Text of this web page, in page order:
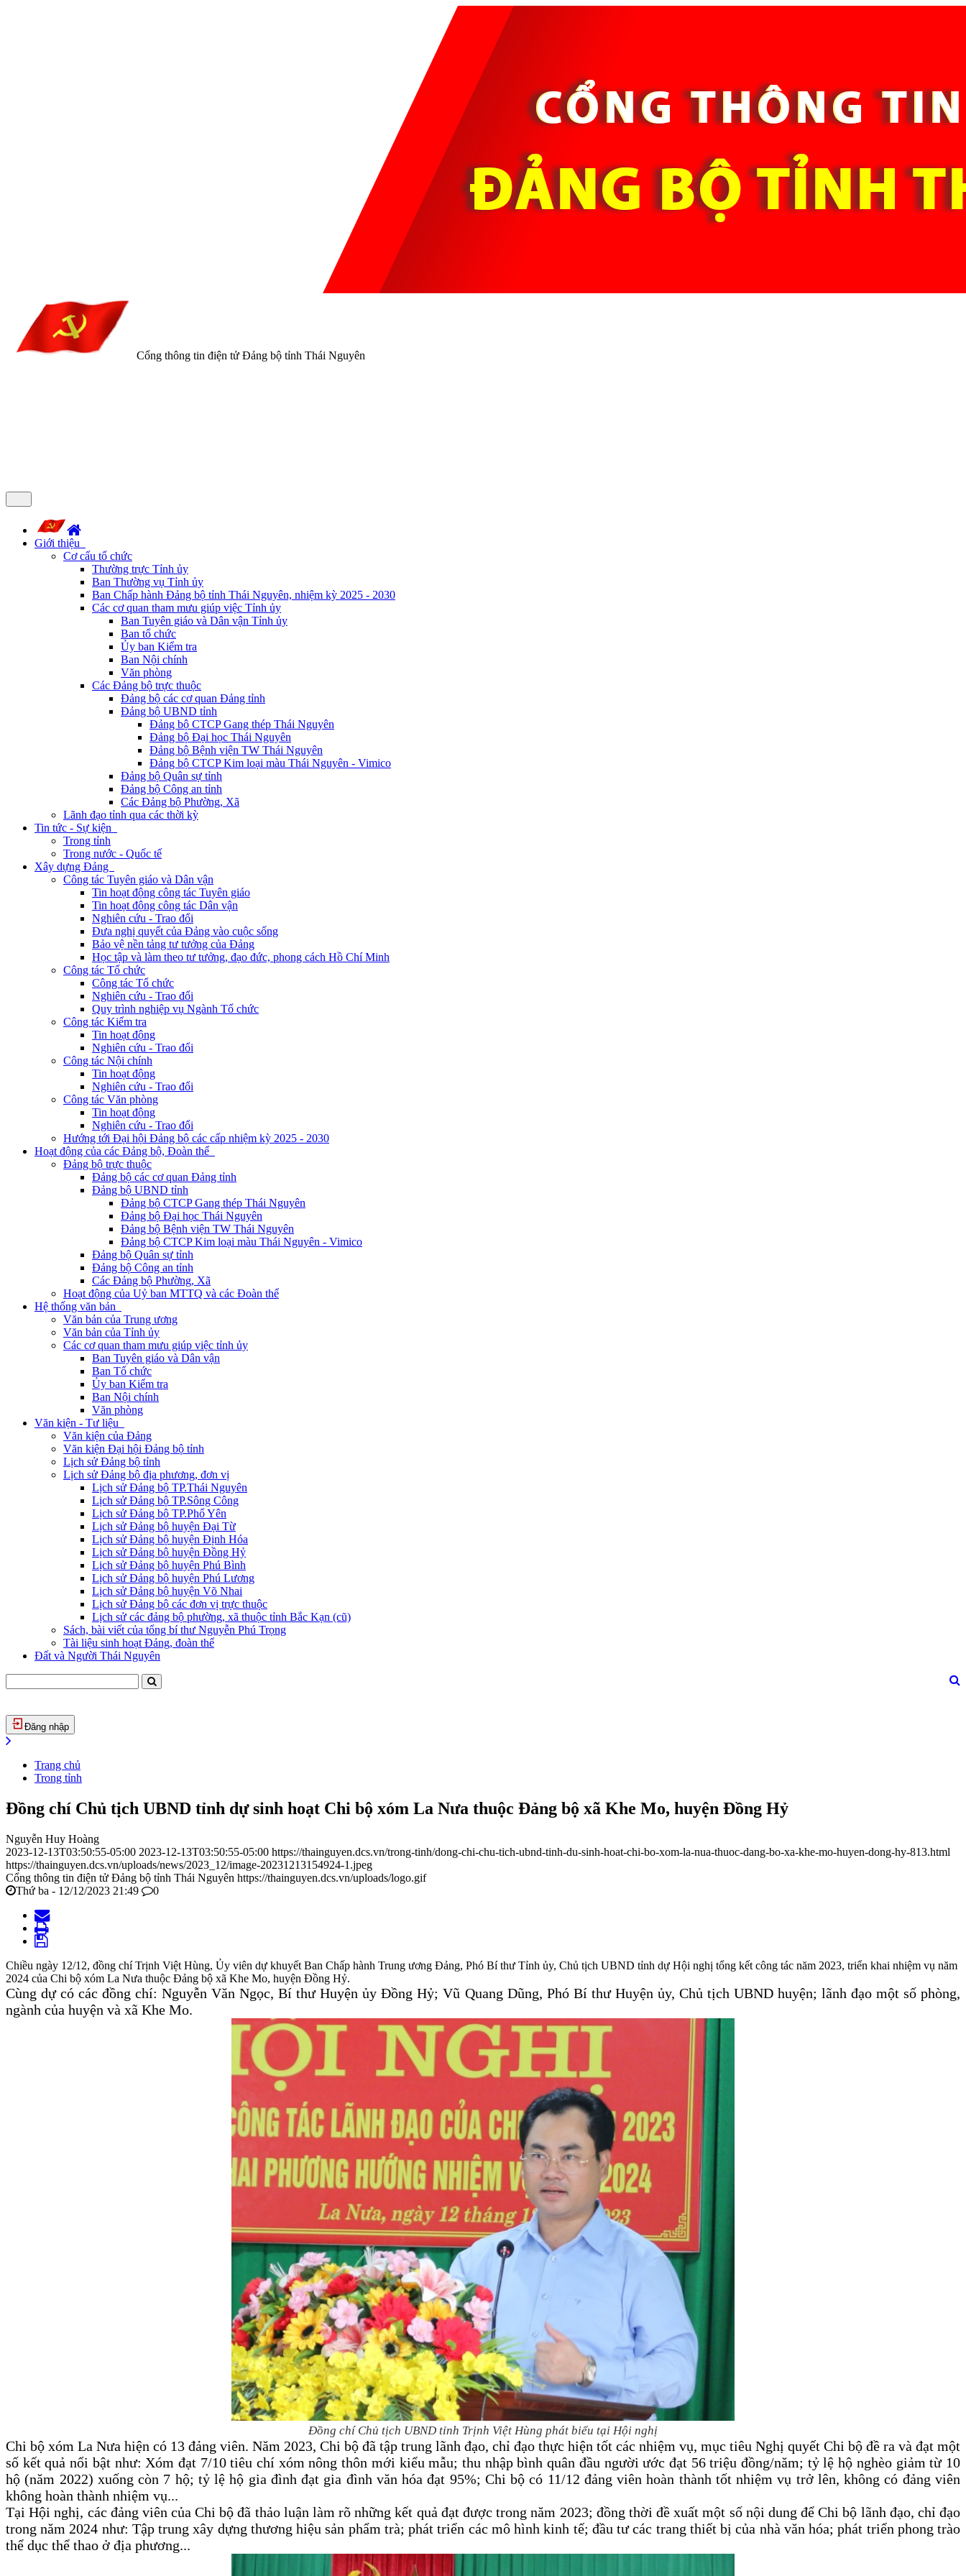
Cổng thông tin điện tử Đảng bộ tỉnh Thái Nguyên
Giới thiệu
Cơ cấu tổ chức
Thường trực Tỉnh ủy
Ban Thường vụ Tỉnh ủy
Ban Chấp hành Đảng bộ tỉnh Thái Nguyên, nhiệm kỳ 2025 - 2030
Các cơ quan tham mưu giúp việc Tỉnh ủy
Ban Tuyên giáo và Dân vận Tỉnh ủy
Ban tổ chức
Ủy ban Kiểm tra
Ban Nội chính
Văn phòng
Các Đảng bộ trực thuộc
Đảng bộ các cơ quan Đảng tỉnh
Đảng bộ UBND tỉnh
Đảng bộ CTCP Gang thép Thái Nguyên
Đảng bộ Đại học Thái Nguyên
Đảng bộ Bệnh viện TW Thái Nguyên
Đảng bộ CTCP Kim loại màu Thái Nguyên - Vimico
Đảng bộ Quân sự tỉnh
Đảng bộ Công an tỉnh
Các Đảng bộ Phường, Xã
Lãnh đạo tỉnh qua các thời kỳ
Tin tức - Sự kiện
Trong tỉnh
Trong nước - Quốc tế
Xây dựng Đảng
Công tác Tuyên giáo và Dân vận
Tin hoạt động công tác Tuyên giáo
Tin hoạt động công tác Dân vận
Nghiên cứu - Trao đổi
Đưa nghị quyết của Đảng vào cuộc sống
Bảo vệ nền tảng tư tưởng của Đảng
Học tập và làm theo tư tưởng, đạo đức, phong cách Hồ Chí Minh
Công tác Tổ chức
Công tác Tổ chức
Nghiên cứu - Trao đổi
Quy trình nghiệp vụ Ngành Tổ chức
Công tác Kiểm tra
Tin hoạt động
Nghiên cứu - Trao đổi
Công tác Nội chính
Tin hoạt động
Nghiên cứu - Trao đổi
Công tác Văn phòng
Tin hoạt động
Nghiên cứu - Trao đổi
Hướng tới Đại hội Đảng bộ các cấp nhiệm kỳ 2025 - 2030
Hoạt động của các Đảng bộ, Đoàn thể
Đảng bộ trực thuộc
Đảng bộ các cơ quan Đảng tỉnh
Đảng bộ UBND tỉnh
Đảng bộ CTCP Gang thép Thái Nguyên
Đảng bộ Đại học Thái Nguyên
Đảng bộ Bệnh viện TW Thái Nguyên
Đảng bộ CTCP Kim loại màu Thái Nguyên - Vimico
Đảng bộ Quân sự tỉnh
Đảng bộ Công an tỉnh
Các Đảng bộ Phường, Xã
Hoạt động của Uỷ ban MTTQ và các Đoàn thể
Hệ thống văn bản
Văn bản của Trung ương
Văn bản của Tỉnh ủy
Các cơ quan tham mưu giúp việc tỉnh ủy
Ban Tuyên giáo và Dân vận
Ban Tổ chức
Ủy ban Kiểm tra
Ban Nội chính
Văn phòng
Văn kiện - Tư liệu
Văn kiện của Đảng
Văn kiện Đại hội Đảng bộ tỉnh
Lịch sử Đảng bộ tỉnh
Lịch sử Đảng bộ địa phương, đơn vị
Lịch sử Đảng bộ TP.Thái Nguyên
Lịch sử Đảng bộ TP.Sông Công
Lịch sử Đảng bộ TP.Phổ Yên
Lịch sử Đảng bộ huyện Đại Từ
Lịch sử Đảng bộ huyện Định Hóa
Lịch sử Đảng bộ huyện Đồng Hỷ
Lịch sử Đảng bộ huyện Phú Bình
Lịch sử Đảng bộ huyện Phú Lương
Lịch sử Đảng bộ huyện Võ Nhai
Lịch sử Đảng bộ các đơn vị trực thuộc
Lịch sử các đảng bộ phường, xã thuộc tỉnh Bắc Kạn (cũ)
Sách, bài viết của tổng bí thư Nguyễn Phú Trọng
Tài liệu sinh hoạt Đảng, đoàn thể
Đất và Người Thái Nguyên
Đăng nhập
Trang chủ
Trong tỉnh
Đồng chí Chủ tịch UBND tỉnh dự sinh hoạt Chi bộ xóm La Nưa thuộc Đảng bộ xã Khe Mo, huyện Đồng Hỷ
Nguyễn Huy Hoàng
2023-12-13T03:50:55-05:00 2023-12-13T03:50:55-05:00 https://thainguyen.dcs.vn/trong-tinh/dong-chi-chu-tich-ubnd-tinh-du-sinh-hoat-chi-bo-xom-la-nua-thuoc-dang-bo-xa-khe-mo-huyen-dong-hy-813.html
https://thainguyen.dcs.vn/uploads/news/2023_12/image-20231213154924-1.jpeg
Cổng thông tin điện tử Đảng bộ tỉnh Thái Nguyên https://thainguyen.dcs.vn/uploads/logo.gif
Thứ ba - 12/12/2023 21:49
0
Chiều ngày 12/12, đồng chí Trịnh Việt Hùng, Ủy viên dự khuyết Ban Chấp hành Trung ương Đảng, Phó Bí thư Tỉnh ủy, Chủ tịch UBND tỉnh dự Hội nghị tổng kết công tác năm 2023, triển khai nhiệm vụ năm
2024 của Chi bộ xóm La Nưa thuộc Đảng bộ xã Khe Mo, huyện Đồng Hỷ.
Cùng dự có các đồng chí: Nguyễn Văn Ngọc, Bí thư Huyện ủy Đồng Hỷ; Vũ Quang Dũng, Phó Bí thư Huyện ủy, Chủ tịch UBND huyện; lãnh đạo một số phòng,
ngành của huyện và xã Khe Mo.
Đồng chí Chủ tịch UBND tỉnh Trịnh Việt Hùng phát biểu tại Hội nghị
Chi bộ xóm La Nưa hiện có 13 đảng viên. Năm 2023, Chi bộ đã tập trung lãnh đạo, chỉ đạo thực hiện tốt các nhiệm vụ, mục tiêu Nghị quyết Chi bộ đề ra và đạt một
số kết quả nổi bật như: Xóm đạt 7/10 tiêu chí xóm nông thôn mới kiểu mẫu; thu nhập bình quân đầu người ước đạt 56 triệu đồng/năm; tỷ lệ hộ nghèo giảm từ 10
hộ (năm 2022) xuống còn 7 hộ; tỷ lệ hộ gia đình đạt gia đình văn hóa đạt 95%; Chi bộ có 11/12 đảng viên hoàn thành tốt nhiệm vụ trở lên, không có đảng viên
không hoàn thành nhiệm vụ...
Tại Hội nghị, các đảng viên của Chi bộ đã thảo luận làm rõ những kết quả đạt được trong năm 2023; đồng thời đề xuất một số nội dung để Chi bộ lãnh đạo, chỉ đạo
trong năm 2024 như: Tập trung xây dựng thương hiệu sản phẩm trà; phát triển các mô hình kinh tế; đầu tư các trang thiết bị của nhà văn hóa; phát triển phong trào
thể dục thể thao ở địa phương...